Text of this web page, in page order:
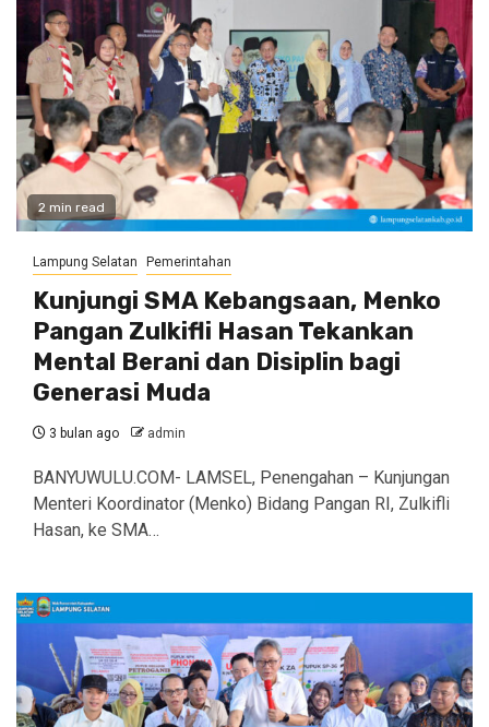
2 min read
Lampung Selatan Pemerintahan
Kunjungi SMA Kebangsaan, Menko
Pangan Zulkifli Hasan Tekankan
Mental Berani dan Disiplin bagi
Generasi Muda
3 bulan ago admin
BANYUWULU.COM- LAMSEL, Penengahan – Kunjungan
Menteri Koordinator (Menko) Bidang Pangan RI, Zulkifli
Hasan, ke SMA…